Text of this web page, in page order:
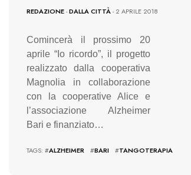
REDAZIONE-DALLA CITTÀ- 2 APRILE 2018
Comincerà il prossimo 20
aprile “Io ricordo”, il progetto
realizzato dalla cooperativa
Magnolia in collaborazione
con la cooperative Alice e
l’associazione Alzheimer
Bari e finanziato…
TAGS: #ALZHEIMER #BARI #TANGOTERAPIA